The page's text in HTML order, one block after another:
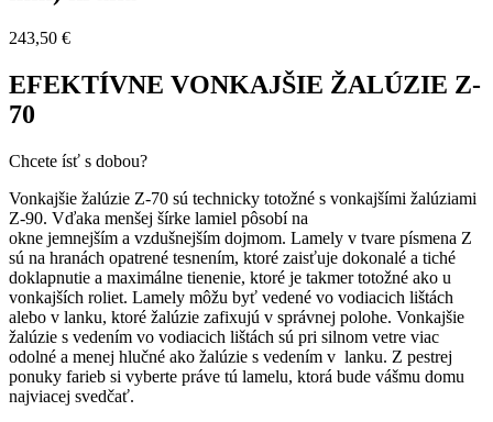
243,50 €
EFEKTÍVNE VONKAJŠIE ŽALÚZIE Z-
70
Chcete ísť s dobou?
Vonkajšie žalúzie Z-70 sú technicky totožné s vonkajšími žalúziami
Z-90. Vďaka menšej šírke lamiel pôsobí na
okne jemnejším a vzdušnejším dojmom. Lamely v tvare písmena Z
sú na hranách opatrené tesnením, ktoré zaisťuje dokonalé a tiché
doklapnutie a maximálne tienenie, ktoré je takmer totožné ako u
vonkajších roliet. Lamely môžu byť vedené vo vodiacich lištách
alebo v lanku, ktoré žalúzie zafixujú v správnej polohe. Vonkajšie
žalúzie s vedením vo vodiacich lištách sú pri silnom vetre viac
odolné a menej hlučné ako žalúzie s vedením v lanku. Z pestrej
ponuky farieb si vyberte práve tú lamelu, ktorá bude vášmu domu
najviacej svedčať.